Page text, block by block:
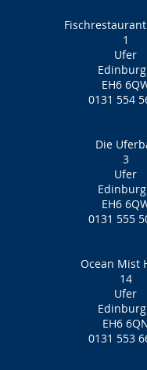
1
Ufer
EH6
0131 554
Die
3
Ufer
EH6
0131 555
Ocean Mist
14
Ufer
EH6
0131 553